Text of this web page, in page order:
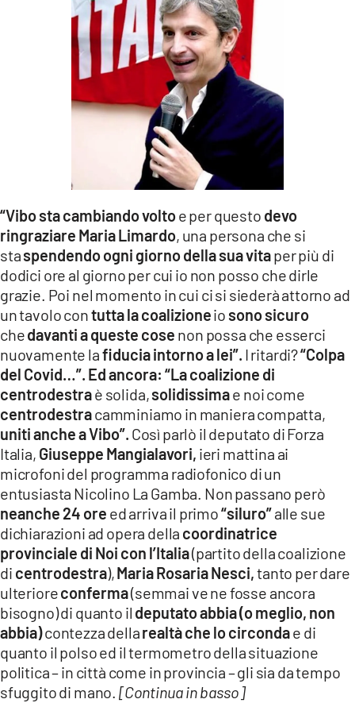
LACITYMAG.IT
ILREGGINO.IT
COSENZACHANNEL.IT
CATANZAROCHANNEL.IT
App
ANDROID
APPLE
“Vibo sta cambiando voltoe per questo devo
ringraziare Maria Limardo, una persona che si
staspendendo ogni giorno della sua vitaper più di
dodici ore al giorno per cui io non posso che dirle
grazie. Poi nel momento in cui ci si siederà attorno ad
un tavolo contutta la coalizioneio sono sicuro
chedavanti a queste cose non possa che esserci
nuovamente lafiducia intorno a lei”. I ritardi?“Colpa
del Covid…”. Ed ancora: “La coalizione di
centrodestraè solida,solidissimae noi come
centrodestracamminiamo in maniera compatta,
uniti anche a Vibo”. Così parlò il deputato di Forza
Italia, Giuseppe Mangialavori, ieri mattina ai
microfoni del programma radiofonico di un
entusiasta Nicolino La Gamba. Non passano però
neanche 24 ore ed arriva il primo“siluro”alle sue
dichiarazioni ad opera della coordinatrice
provinciale di Noi con l’Italia(partito della coalizione
di centrodestra),Maria Rosaria Nesci,tanto per dare
ulterioreconferma(semmai ve ne fosse ancora
bisogno) di quanto il deputato abbia (o meglio, non
abbia)contezza dellarealtà che lo circondae di
quanto il polso ed il termometro della situazione
politica – in città come in provincia – gli sia da tempo
sfuggito di mano. [Continua in basso]